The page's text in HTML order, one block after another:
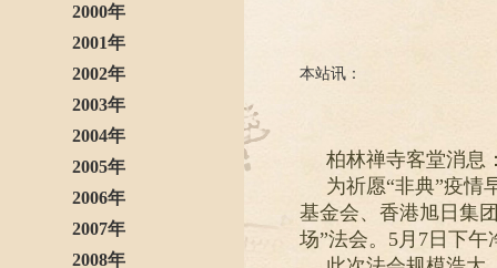
2000年
2001年
2002年
2003年
2004年
2005年
2006年
2007年
2008年
本站讯：
柏林禅寺客堂消息
为祈愿“非典”疫情
基金会、香港旭日集
场”法会。5月7日下